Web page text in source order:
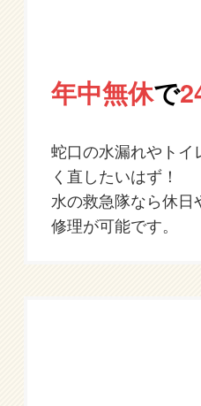
年中無休で
蛇口の水漏れやト
く直したいはず！
水の救急隊なら休
修理が可能です。